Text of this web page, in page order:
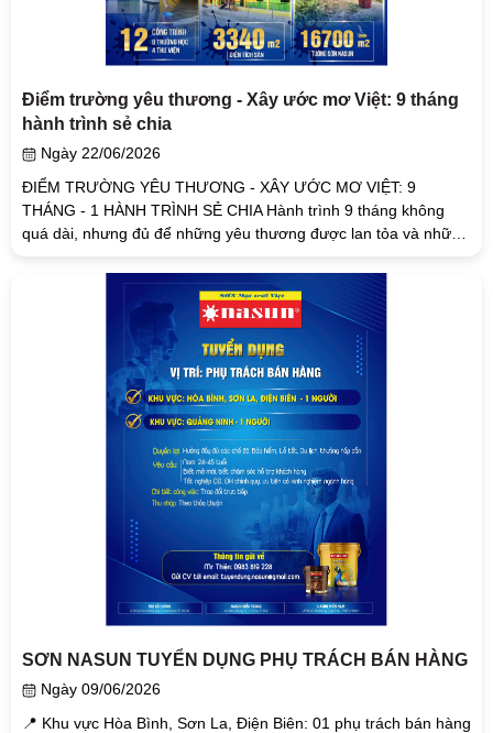
Điểm trường yêu thương - Xây ước mơ Việt: 9 tháng
hành trình sẻ chia
Ngày 22/06/2026
ĐIỂM TRƯỜNG YÊU THƯƠNG - XÂY ƯỚC MƠ VIỆT: 9
THÁNG - 1 HÀNH TRÌNH SẺ CHIA Hành trình 9 tháng không
quá dài, nhưng đủ để những yêu thương được lan tỏa và những
SƠN NASUN TUYỂN DỤNG PHỤ TRÁCH BÁN HÀNG
Ngày 09/06/2026
📍 Khu vực Hòa Bình, Sơn La, Điện Biên: 01 phụ trách bán hàng